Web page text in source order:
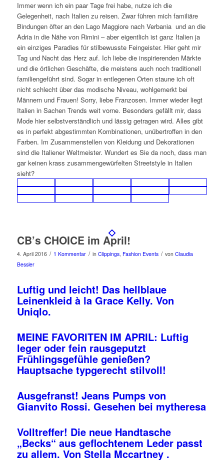
Immer wenn ich ein paar Tage frei habe, nutze ich die
Gelegenheit, nach Italien zu reisen. Zwar führen mich familiäre
Bindungen öfter an den Lago Maggiore nach Verbania und an die
Adria in die Nähe von Rimini – aber eigentlich ist ganz Italien ja
ein einziges Paradies für stilbewusste Feingeister. Hier geht mir
Tag und Nacht das Herz auf. Ich liebe die inspirierenden Märkte
und die örtlichen Geschäfte, die meistens auch noch traditionell
familiengeführt sind. Sogar in entlegenen Orten staune ich oft
nicht schlecht über das modische Niveau, wohlgemerkt bei
Männern und Frauen! Sorry, liebe Franzosen. Immer wieder liegt
Italien in Sachen Trends weit vorne. Besonders gefällt mir, dass
Mode hier selbstverständlich und lässig getragen wird. Alles gibt
es in perfekt abgestimmten Kombinationen, unübertroffen in den
Farben. Im Zusammenstellen von Kleidung und Dekorationen
sind die Italiener Weltmeister. Wundert es Sie da noch, dass man
gar keinen krass zusammengewürfelten Streetstyle in Italien
sieht?
CB’s CHOICE im April!
4. April 2016 / 1 Kommentar / in Clippings, Fashion Events / von Claudia
Bessler
Luftig und leicht! Das hellblaue
Leinenkleid à la Grace Kelly. Von
Uniqlo.
MEINE FAVORITEN IM APRIL: Luftig
leger oder fein rausgeputzt
Frühlingsgefühle genießen?
Hauptsache typgerecht stilvoll!
Ausgefranst! Jeans Pumps von
Gianvito Rossi. Gesehen bei mytheresa
Volltreffer! Die neue Handtasche
„Becks“ aus geflochtenem Leder passt
zu allem. Von Stella Mccartney .